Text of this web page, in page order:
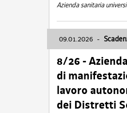
Azienda sanitaria
09.01.2026 -
8/26 -
di
lavoro
dei Distretti